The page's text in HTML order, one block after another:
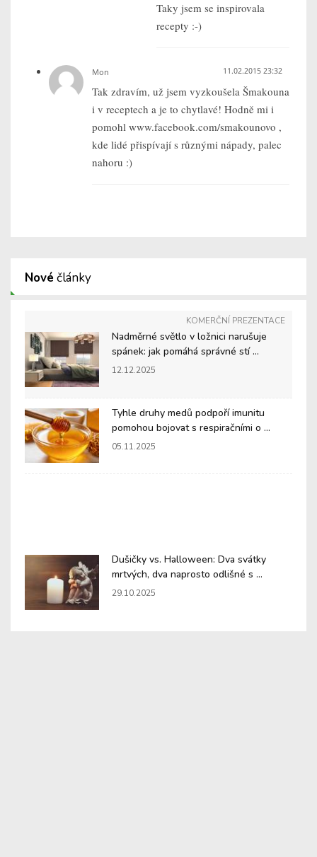
Taky jsem se inspirovala
recepty :-)
11.02.2015 23:32
Mon
Tak zdravím, už jsem vyzkoušela Šmakouna
i v receptech a je to chytlavé! Hodně mi i
pomohl www.facebook.com/smakounovo ,
kde lidé přispívají s různými nápady, palec
nahoru :)
Nové články
KOMERČNÍ PREZENTACE
Nadměrné světlo v ložnici narušuje
spánek: jak pomáhá správné stí ...
12.12.2025
Tyhle druhy medů podpoří imunitu
pomohou bojovat s respiračními o ...
05.11.2025
Dušičky vs. Halloween: Dva svátky
mrtvých, dva naprosto odlišné s ...
29.10.2025